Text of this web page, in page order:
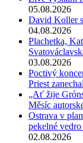
05.08.2026
David Koller
04.08.2026
Plachetka,
03.08.2026
Poctivý
Priest
„Ať žije
Měsíc
Ostrava v
pekelné
02.08.2026